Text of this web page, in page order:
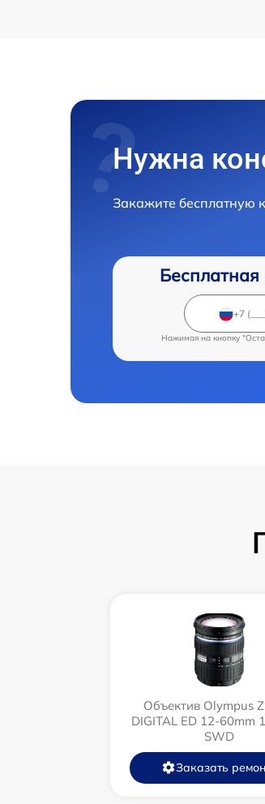
Нужна
Закажите бесплатную
Бесплатная
Нажимая на кнопку
Объектив Olympus
DIGITAL ED 12-60mm
SWD
Заказать